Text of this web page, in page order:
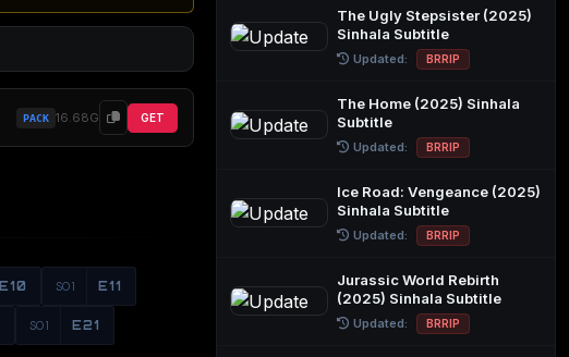
PACK 16.68G GET
E10 S01 E11
S01 E21
The Ugly Stepsister (2025)
Sinhala Subtitle
Updated: BRRIP
The Home (2025) Sinhala
Subtitle
Updated: BRRIP
Ice Road: Vengeance (2025)
Sinhala Subtitle
Updated: BRRIP
Jurassic World Rebirth
(2025) Sinhala Subtitle
Updated: BRRIP